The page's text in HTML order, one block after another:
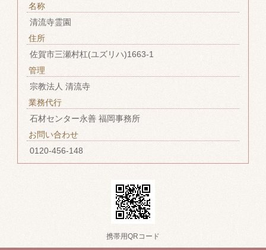
名称
清流寺霊園
住所
佐賀市三瀬村杠(ユズリハ)1663-1
管理
宗教法人 清流寺
業務代行
石材センター永善 福岡事務所
お問い合わせ
0120-456-148
携帯用QRコード